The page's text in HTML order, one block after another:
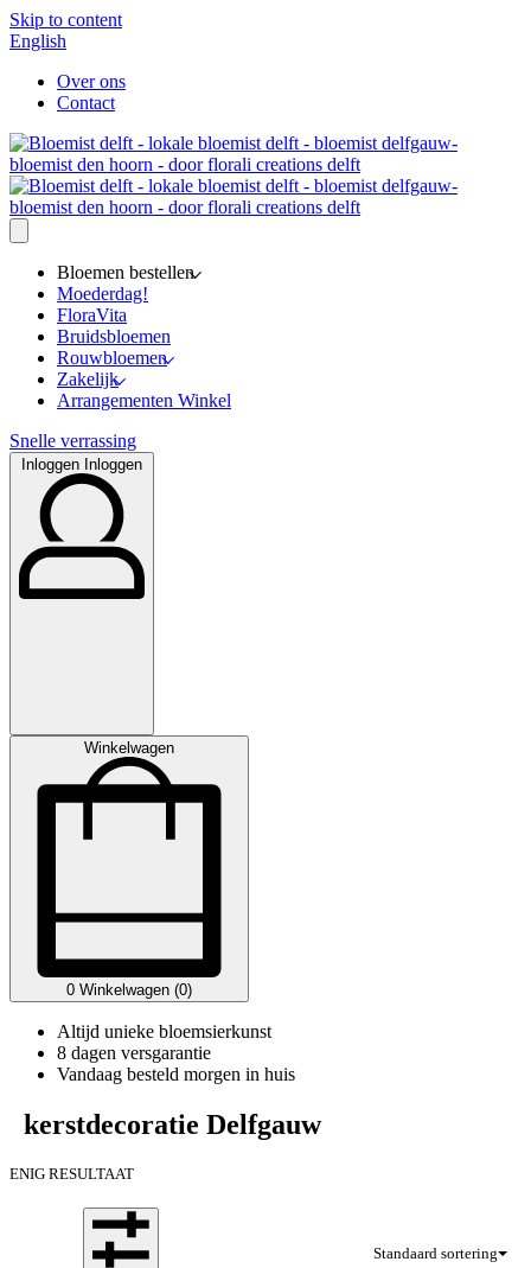
Skip to content
English
Over ons
Contact
Bloemen bestellen
Moederdag!
FloraVita
Bruidsbloemen
Rouwbloemen
Zakelijk
Arrangementen Winkel
Snelle verrassing
Inloggen Inloggen
Winkelwagen
0 Winkelwagen (0)
Altijd unieke bloemsierkunst
8 dagen versgarantie
Vandaag besteld morgen in huis
kerstdecoratie Delfgauw
ENIG RESULTAAT
Standaard sortering